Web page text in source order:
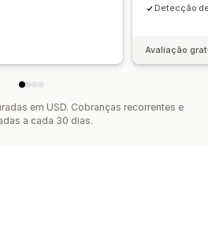
Detecção
Avaliação
em USD. Cobranças recorrentes e
a cada 30 dias.